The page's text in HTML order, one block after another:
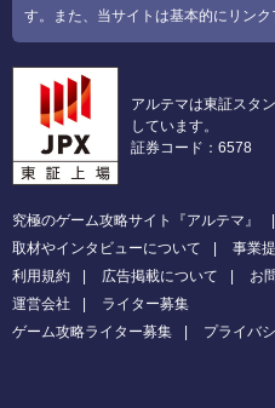
す。また、当サイトは基本的にリンク
アルテマは東証スタ
しています。
証券コード：6578
究極のゲーム攻略サイト『アルテマ』
取材やインタビューについて
事業
利用規約
広告掲載について お
運営会社
ライター募集
ゲーム攻略ライター募集
プライバ